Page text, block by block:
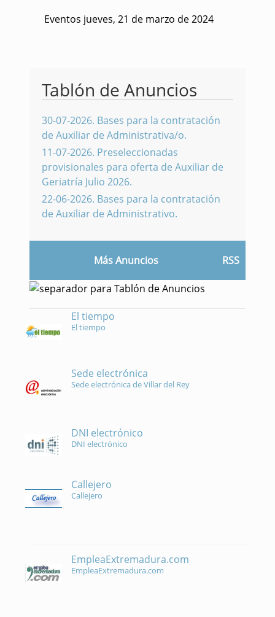
Eventos jueves, 21 de marzo de 2024
Tablón de Anuncios
30-07-2026. Bases para la contratación
de Auxiliar de Administrativa/o.
11-07-2026. Preseleccionadas
provisionales para oferta de Auxiliar de
Geriatría Julio 2026.
22-06-2026. Bases para la contratación
de Auxiliar de Administrativo.
Más Anuncios RSS
El tiempo
El tiempo
Sede electrónica
Sede electrónica de Villar del Rey
DNI electrónico
DNI electrónico
Callejero
Callejero
EmpleaExtremadura.com
EmpleaExtremadura.com